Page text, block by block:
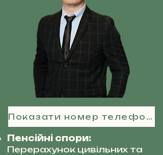
Показати номер телефону
Пенсійні спори:
Перерахунок цивільних та